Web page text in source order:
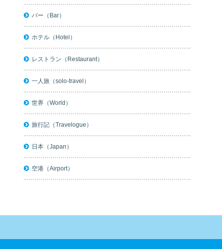
バー（Bar）
ホテル（Hotel）
レストラン（Restaurant）
一人旅（solo-travel）
世界（World）
旅行記（Travelogue）
日本（Japan）
空港（Airport）